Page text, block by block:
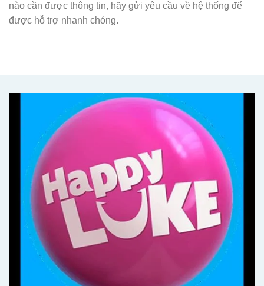
nào cần được thông tin, hãy gửi yêu cầu về hệ thống để
được hỗ trợ nhanh chóng.